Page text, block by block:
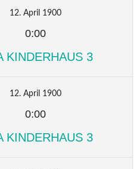
12. April 1900
0:00
KINDERHAUS 3
12. April 1900
0:00
KINDERHAUS 3